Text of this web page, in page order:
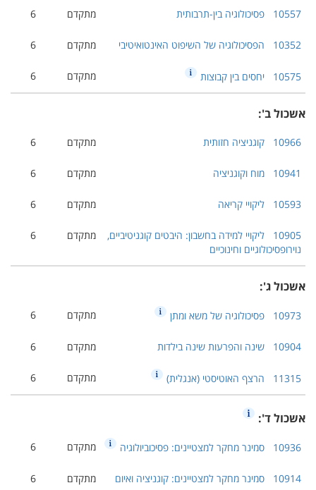
10557 פסיכולוגיה בין-תרבותית מתקדם 6
10352 הפסיכולוגיה של השיפוט האינטואיטיבי מתקדם 6
10575 יחסים בין קבוצות מתקדם 6
אשכול ב':
10966 קוגניציה חזותית מתקדם 6
10941 מוח וקוגניציה מתקדם 6
10593 ליקויי קריאה מתקדם 6
10905 ליקויי למידה בחשבון: היבטים קוגניטיביים,
נוירופסיכולוגיים וחינוכיים
מתקדם 6
אשכול ג':
10973 פסיכולוגיה של משא ומתן מתקדם 6
10904 שינה והפרעות שינה בילדות מתקדם 6
11315 הרצף האוטיסטי (אנגלית) מתקדם 6
אשכול ד':
10936 סמינר מחקר למצטיינים: פסיכוביולוגיה מתקדם 6
10914 סמינר מחקר למצטיינים: קוגניציה ואיום מתקדם 6